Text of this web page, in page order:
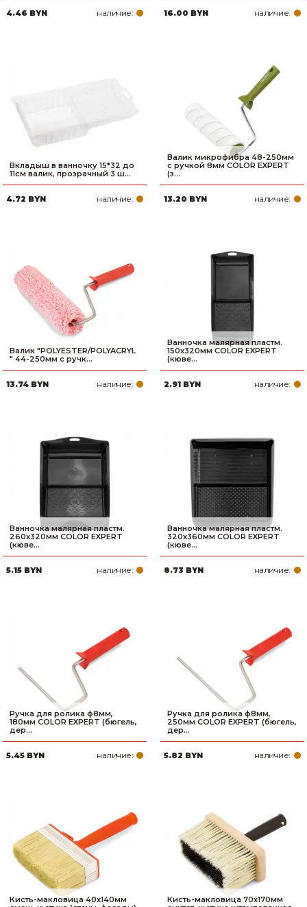
4.46 BYN наличие: 16.00 BYN наличие:
Вкладыш в ванночку 15*32 до
11см валик, прозрачный 3 ш...
4.72 BYN наличие:
Валик микрофибра 48-250мм
с ручкой 8мм COLOR EXPERT
(з...
13.20 BYN наличие:
Валик "POLYESTER/POLYACRYL
" 44-250мм с ручк...
13.74 BYN наличие:
Ванночка малярная пластм.
150х320мм COLOR EXPERT
(кюве...
2.91 BYN наличие:
Ванночка малярная пластм.
260х320мм COLOR EXPERT
(кюве...
5.15 BYN наличие:
Ванночка малярная пластм.
320х360мм COLOR EXPERT
(кюве...
8.73 BYN наличие:
Ручка для ролика ф8мм,
180мм COLOR EXPERT (бюгель,
дер...
5.45 BYN наличие:
Ручка для ролика ф8мм,
250мм COLOR EXPERT (бюгель,
дер...
5.82 BYN наличие:
Кисть-макловица 40х140мм
Кисть-макловица 70х170мм